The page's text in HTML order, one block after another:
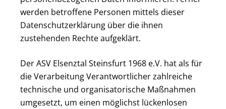
werden betroffene Personen mittels dieser
Datenschutzerklärung über die ihnen
zustehenden Rechte aufgeklärt.
Der ASV Elsenztal Steinsfurt 1968 e.V. hat als für
die Verarbeitung Verantwortlicher zahlreiche
technische und organisatorische Maßnahmen
umgesetzt, um einen möglichst lückenlosen